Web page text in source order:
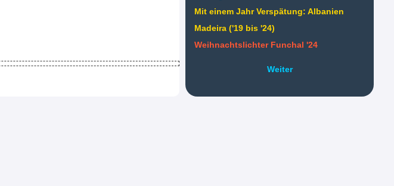
Mit einem Jahr Verspätung: Albanien
Madeira ('19 bis '24)
Weihnachtslichter Funchal '24
Weiter